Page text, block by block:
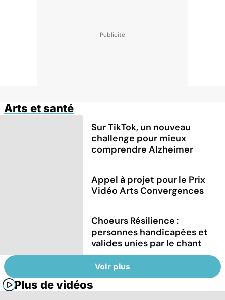
Arts et santé
Sur TikTok, un nouveau
challenge pour mieux
comprendre Alzheimer
Appel à projet pour le Prix
Vidéo Arts Convergences
Choeurs Résilience :
personnes handicapées et
valides unies par le chant
Voir plus
Plus de vidéos